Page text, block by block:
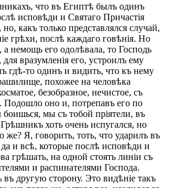
что въ Египтѣ былъ одинъ
исповѣди и Святаго Причастія
какъ только представлялся случай,
грѣхи, послѣ каждаго говѣнія. Но
немощь его одолѣвала, то Господь
вразумленія его, устроилъ ему
гдѣ-то одинъ и видить, что къ нему
похожее на человѣка
безобразное, нечистое, съ
Подошло оно и, потрепавъ его по
боишься, мы съ тобой пріятели, въ
хоть очень испугался, но
же? Я, говорить, тоть, что ударилъ въ
и всѣ, которые послѣ исповѣди и
грѣшать, на одной стоять линіи съ
и распинателями Господа.
другую сторону. Это видѣніе такъ